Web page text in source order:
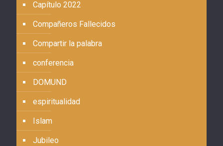
Capítulo 2022
Compañeros Fallecidos
Compartir la palabra
conferencia
DOMUND
espiritualidad
Islam
Jubileo